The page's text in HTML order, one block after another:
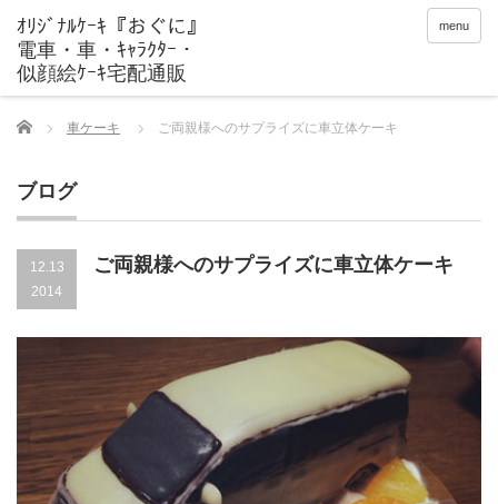
menu
Home 車ケーキ ご両親様へのサプライズに車立体ケーキ
ブログ
12.13
2014
ご両親様へのサプライズに車立体ケーキ